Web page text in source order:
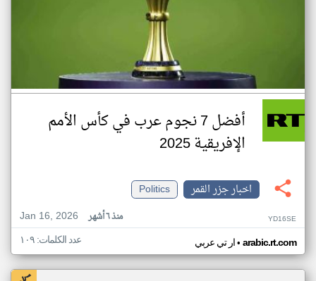
أفضل 7 نجوم عرب في كأس الأمم
الإفريقية 2025
اخبار جزر القمر
Politics
Jan 16, 2026
منذ ٦ أشهر YD16SE
ار تي عربي• arabic.rt.com عدد الكلمات: ١٠٩